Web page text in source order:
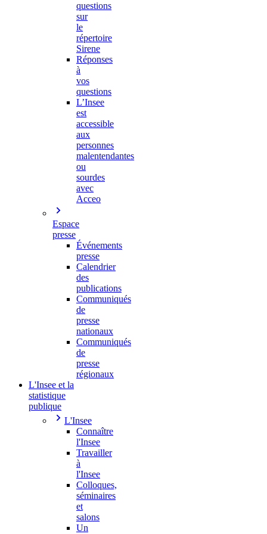
questions
sur
le
répertoire
Sirene
Réponses
à
vos
questions
L’Insee
est
accessible
aux
personnes
malentendantes
ou
sourdes
avec
Acceo
Espace
presse
Événements
presse
Calendrier
des
publications
Communiqués
de
presse
nationaux
Communiqués
de
presse
régionaux
L'Insee et la
statistique
publique
L'Insee
Connaître
l'Insee
Travailler
à
l'Insee
Colloques,
séminaires
et
salons
Un